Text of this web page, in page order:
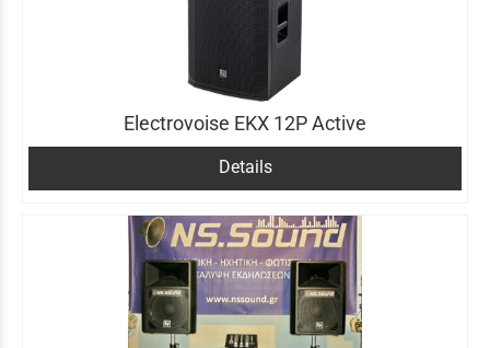
Electrovoise EKX 12P Active
Details